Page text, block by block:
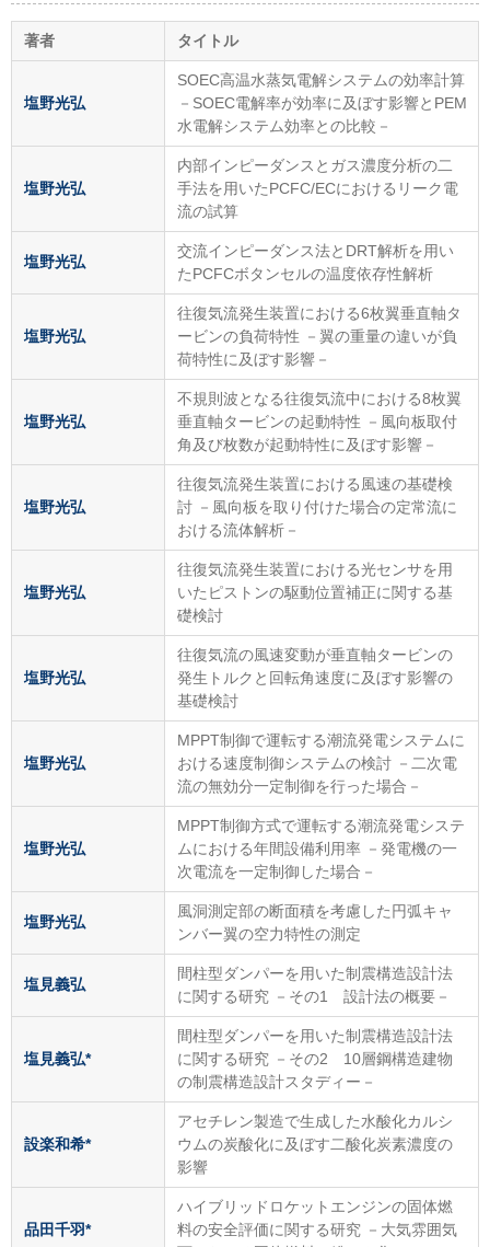
著者 タイトル
塩野光弘
SOEC高温水蒸気電解システムの効率計算
－SOEC電解率が効率に及ぼす影響とPEM
水電解システム効率との比較－
塩野光弘
内部インピーダンスとガス濃度分析の二
手法を用いたPCFC/ECにおけるリーク電
流の試算
塩野光弘
交流インピーダンス法とDRT解析を用い
たPCFCボタンセルの温度依存性解析
塩野光弘
往復気流発生装置における6枚翼垂直軸タ
ービンの負荷特性 －翼の重量の違いが負
荷特性に及ぼす影響－
塩野光弘
不規則波となる往復気流中における8枚翼
垂直軸タービンの起動特性 －風向板取付
角及び枚数が起動特性に及ぼす影響－
塩野光弘
往復気流発生装置における風速の基礎検
討 －風向板を取り付けた場合の定常流に
おける流体解析－
塩野光弘
往復気流発生装置における光センサを用
いたピストンの駆動位置補正に関する基
礎検討
塩野光弘
往復気流の風速変動が垂直軸タービンの
発生トルクと回転角速度に及ぼす影響の
基礎検討
塩野光弘
MPPT制御で運転する潮流発電システムに
おける速度制御システムの検討 －二次電
流の無効分一定制御を行った場合－
塩野光弘
MPPT制御方式で運転する潮流発電システ
ムにおける年間設備利用率 －発電機の一
次電流を一定制御した場合－
塩野光弘
風洞測定部の断面積を考慮した円弧キャ
ンバー翼の空力特性の測定
塩見義弘
間柱型ダンパーを用いた制震構造設計法
に関する研究 －その1 設計法の概要－
塩見義弘*
間柱型ダンパーを用いた制震構造設計法
に関する研究 －その2 10層鋼構造建物
の制震構造設計スタディー－
設楽和希*
アセチレン製造で生成した水酸化カルシ
ウムの炭酸化に及ぼす二酸化炭素濃度の
影響
品田千羽*
ハイブリッドロケットエンジンの固体燃
料の安全評価に関する研究 －大気雰囲気